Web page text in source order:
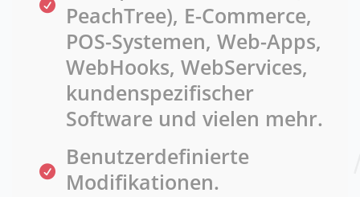
PeachTree), E-Commerce,
POS-Systemen, Web-Apps,
WebHooks, WebServices,
kundenspezifischer
Software und vielen mehr.
Benutzerdefinierte
Modifikationen.